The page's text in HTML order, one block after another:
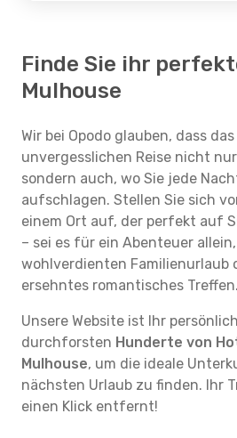
Finde Sie ihr
Mulhouse
Wir bei Opodo glauben, dass
unvergesslichen Reise nicht
sondern auch, wo Sie jede
aufschlagen. Stellen Sie sich
einem Ort auf, der perfekt auf
– sei es für ein Abenteuer
wohlverdienten Familienurlaub
ersehntes romantisches Treffen.
Unsere Website ist Ihr
durchforsten Hunderte von
Mulhouse, um die ideale
nächsten Urlaub zu finden. Ihr
einen Klick entfernt!